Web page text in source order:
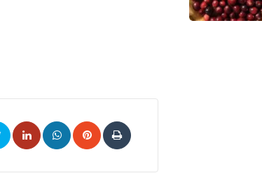
LinkedInWhatsappPinterest
Print